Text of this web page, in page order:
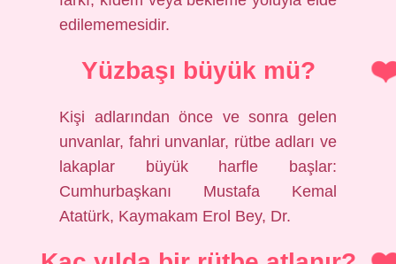
edilememesidir.
Yüzbaşı büyük mü?
Kişi adlarından önce ve sonra gelen
unvanlar, fahri unvanlar, rütbe adları ve
lakaplar büyük harfle başlar:
Cumhurbaşkanı Mustafa Kemal
Atatürk, Kaymakam Erol Bey, Dr.